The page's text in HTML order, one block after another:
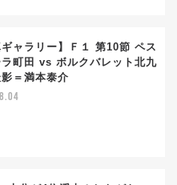
ギャラリー】Ｆ１ 第10節 ペス
ラ町田 vs ボルクバレット北九
＝満本泰介